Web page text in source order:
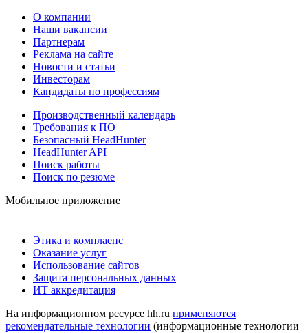
О компании
Наши вакансии
Партнерам
Реклама на сайте
Новости и статьи
Инвесторам
Кандидаты по профессиям
Производственный календарь
Требования к ПО
Безопасный HeadHunter
HeadHunter API
Поиск работы
Поиск по резюме
Мобильное приложение
Этика и комплаенс
Оказание услуг
Использование сайтов
Защита персональных данных
ИТ аккредитация
На информационном ресурсе hh.ru применяются
рекомендательные технологии (информационные технологии